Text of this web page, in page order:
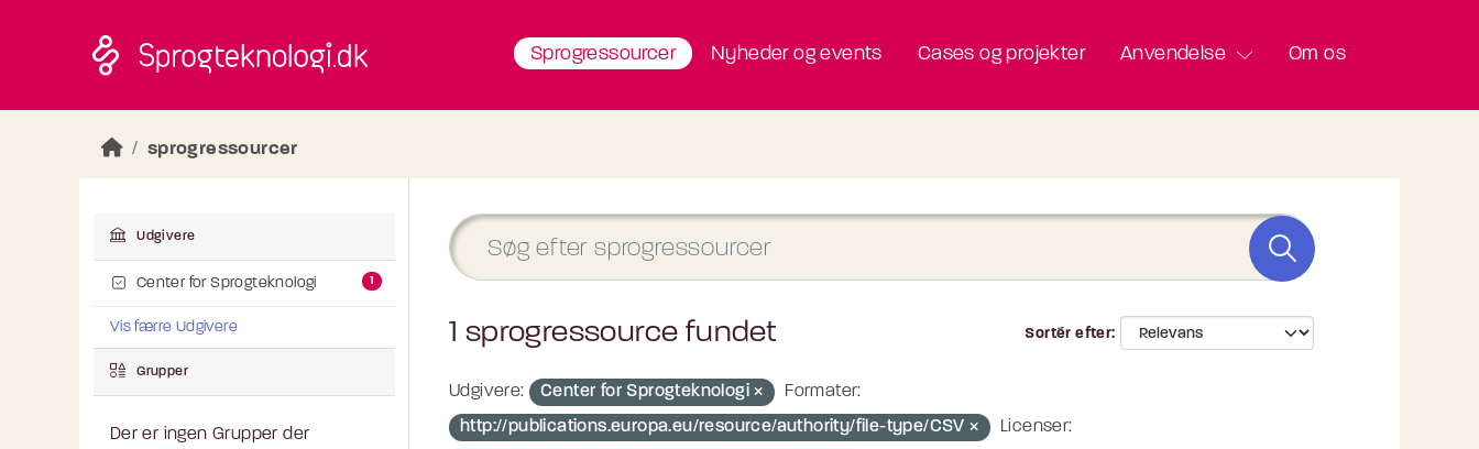
Sprogressourcer Nyheder og events Cases og projekter Anvendelse Om os
sprogressourcer
Udgivere
Center for Sprogteknologi 1
Vis færre Udgivere
Grupper
Der er ingen Grupper der
Sortér efter
1 sprogressource fundet
Udgivere: Center for Sprogteknologi
Formater:
http://publications.europa.eu/resource/authority/file-type/CSV
Licenser: